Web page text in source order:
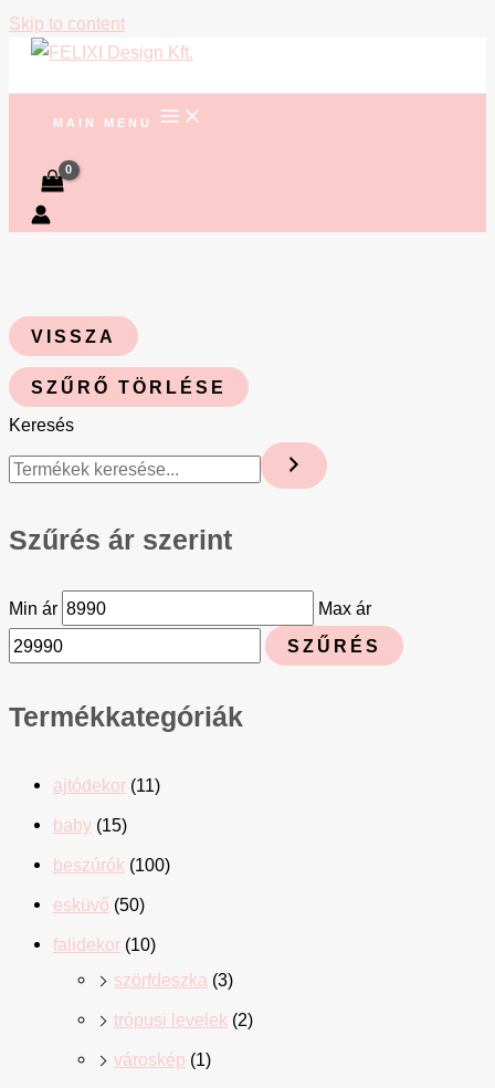
Skip to content
MAIN MENU
VISSZA
SZŰRŐ TÖRLÉSE
Keresés
Szűrés ár szerint
Min ár
Max ár
SZŰRÉS
Termékkategóriák
ajtódekor (11)
baby (15)
beszúrók (100)
esküvő (50)
falidekor (10)
szörfdeszka (3)
trópusi levelek (2)
városkép (1)